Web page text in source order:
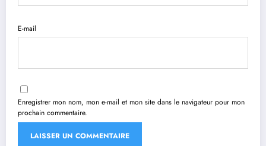
E-mail
Enregistrer mon nom, mon e-mail et mon site dans le navigateur pour mon
prochain commentaire.